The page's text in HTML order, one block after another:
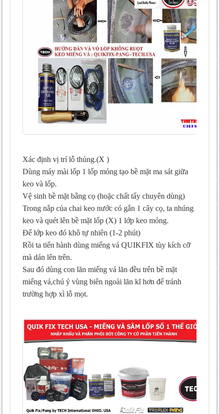
Xác định vị trí lỗ thủng.(X )
Dùng máy mài lốp 1 lốp mỏng tạo bề mặt ma sát giữa
keo và lốp.
Vệ sinh bề mặt bằng cọ (hoặc chất tẩy chuyên dùng)
Trong nắp của chai keo nước có gắn 1 cây cọ, ta nhúng
keo và quét lên bề mặt lốp (X) 1 lớp keo mỏng.
Để lớp keo đó khô tự nhiên (1-2 phút)
Rồi ta tiến hành dùng miếng vá QUIKFIX tùy kích cỡ
mà dán lên trên.
Sau đó dùng con lăn miếng vá lăn đều trên bề mặt
miếng vá,chú ý vùng biên ngoài lăn kĩ hơn để tránh
trường hợp xì lỗ mọt.